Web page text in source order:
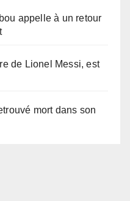
appelle à un retour
de Lionel Messi, est
mort dans son